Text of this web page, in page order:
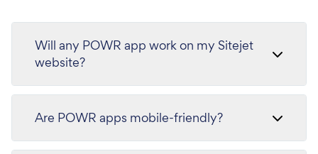
Will any POWR app work on my Sitejet
website?
Are POWR apps mobile-friendly?